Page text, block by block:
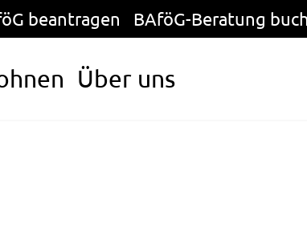
beantragen BAföG-Beratung
Über uns